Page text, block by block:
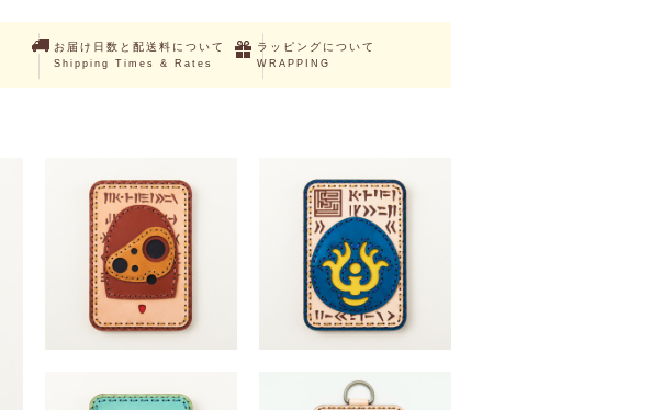
お届け日数と配送料について
Shipping Times & Rates
ラッピングについて
WRAPPING
￥10,780 （税込）
￥10,780 （税込）